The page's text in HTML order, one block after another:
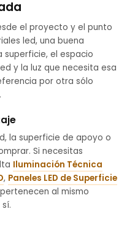
el proyecto y el punto
led, una buena
superficie, el espacio
y la luz que necesita esa
por otra sólo
la superficie de apoyo o
Si necesitas
Iluminación Técnica
, Paneles LED de Superficie
al mismo